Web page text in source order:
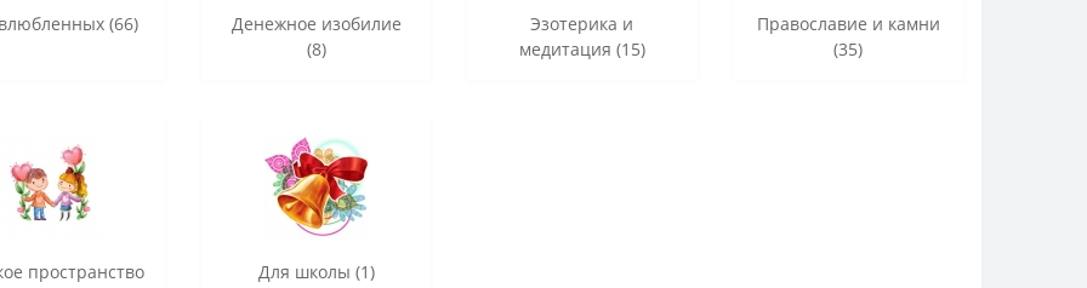
(66)
Денежное изобилие
(8)
Эзотерика и
медитация (15)
Православие и камни
(35)
пространство
Для школы (1)